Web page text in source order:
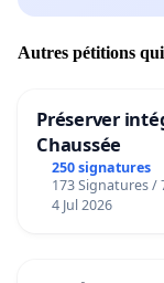
Autres pétitions
Préserver
Chaussée
250 signatures
173 Signatures /
4 Jul 2026